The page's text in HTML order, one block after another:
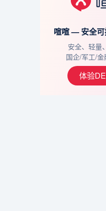
喧喧 — 安全可
安全、轻量
国企/军工/
体验